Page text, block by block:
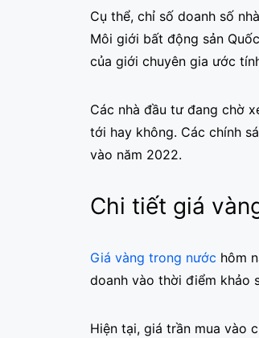
Cụ thể, chỉ số doanh số
Môi giới bất động sản
của giới chuyên gia ước
Các nhà đầu tư đang chờ
tới hay không. Các chính
vào năm 2022.
Chi tiết giá
Giá vàng trong nước hôm
doanh vào thời điểm khảo
Hiện tại, giá trần mua vào